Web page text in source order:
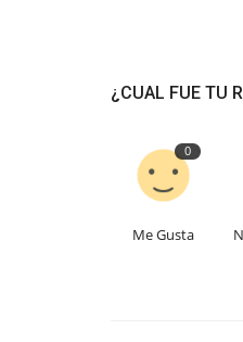
¿CUAL FUE TU
0
Me Gusta